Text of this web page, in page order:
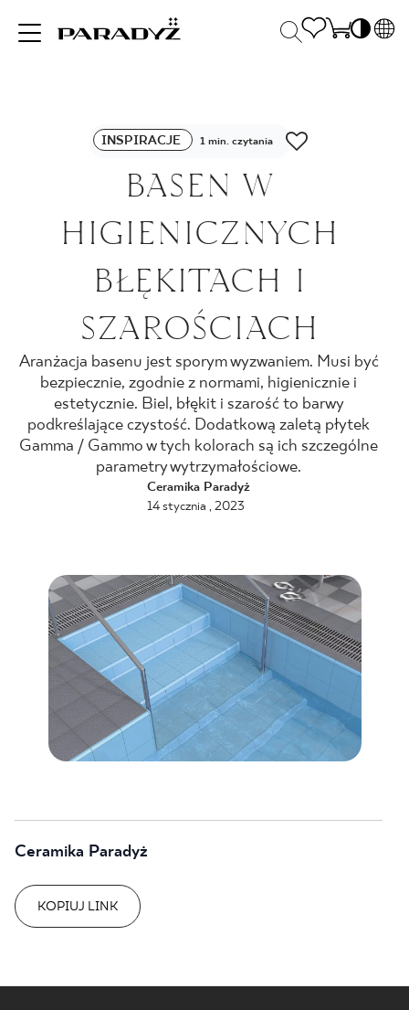
INSPIRACJE
PRODUKTY
KOLEKCJE
DLA BIZNESU
BLOG
GDZIE KUPIĆ
KARIERA
MÓJ PROFIL
KONTAKT
INSPIRACJE 1 min. czytania
BASEN W
HIGIENICZNYCH
BŁĘKITACH I
SZAROŚCIACH
Aranżacja basenu jest sporym wyzwaniem. Musi być
bezpiecznie, zgodnie z normami, higienicznie i
estetycznie. Biel, błękit i szarość to barwy
podkreślające czystość. Dodatkową zaletą płytek
Gamma / Gammo w tych kolorach są ich szczególne
parametry wytrzymałościowe.
Ceramika Paradyż
14 stycznia , 2023
Ceramika Paradyż
KOPIUJ LINK